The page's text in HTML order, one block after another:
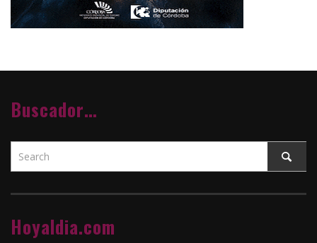
Buscador…
Hoyaldia.com